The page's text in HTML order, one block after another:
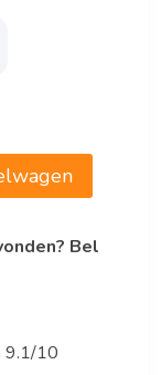
Bel
9.1/10